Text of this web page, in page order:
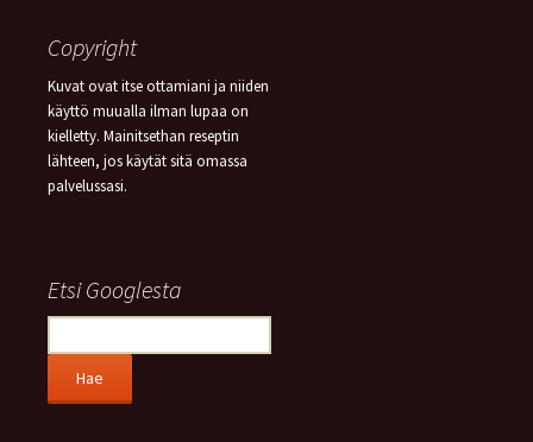
Copyright
Kuvat ovat itse ottamiani ja niiden
käyttö muualla ilman lupaa on
kielletty. Mainitsethan reseptin
lähteen, jos käytät sitä omassa
palvelussasi.
Etsi Googlesta